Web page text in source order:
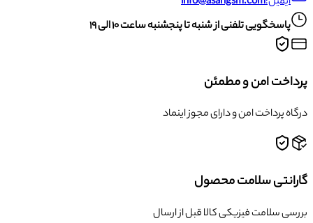
پاسخگویی تلفنی از شنبه تا پنجشنبه ساعت ۱۰ الی ۱۹
پرداخت امن و مطمئن
درگاه پرداخت امن و دارای مجوز اینماد
گارانتی سلامت محصول
بررسی سلامت فیزیکی کالا قبل از ارسال